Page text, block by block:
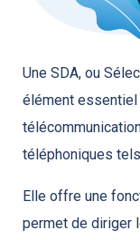
Une SDA, ou
élément
téléphoniques
Elle offre une
permet de diriger